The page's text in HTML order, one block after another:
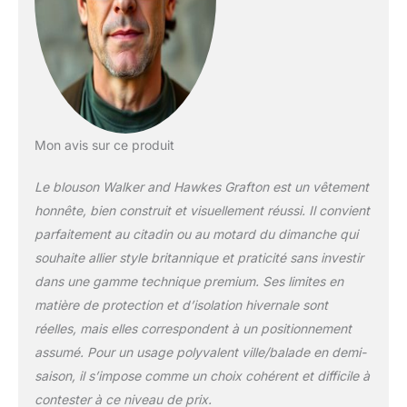
pockets, hand-warmer
pockets, snap tab for
quick access to front
pockets, windstopper
cuffs and more.
Mon avis sur ce produit
Le blouson Walker and Hawkes Grafton est un vêtement
honnête, bien construit et visuellement réussi. Il convient
parfaitement au citadin ou au motard du dimanche qui
souhaite allier style britannique et praticité sans investir
dans une gamme technique premium. Ses limites en
matière de protection et d’isolation hivernale sont
réelles, mais elles correspondent à un positionnement
assumé. Pour un usage polyvalent ville/balade en demi-
saison, il s’impose comme un choix cohérent et difficile à
contester à ce niveau de prix.